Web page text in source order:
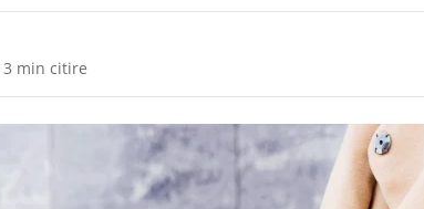
3 min citire